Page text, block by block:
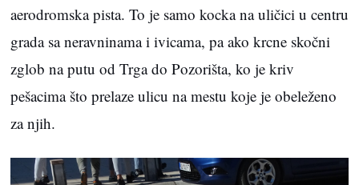
aerodromska pista. To je samo kocka na uličici u centru
grada sa neravninama i ivicama, pa ako krcne skočni
zglob na putu od Trga do Pozorišta, ko je kriv
pešacima što prelaze ulicu na mestu koje je obeleženo
za njih.